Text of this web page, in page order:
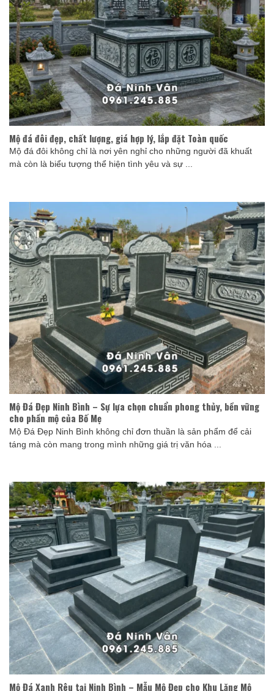
Mộ đá đôi đẹp, chất lượng, giá hợp lý, lắp đặt Toàn quốc
Mộ đá đôi không chỉ là nơi yên nghỉ cho những người đã khuất
mà còn là biểu tượng thể hiện tình yêu và sự ...
Mộ Đá Đẹp Ninh Bình – Sự lựa chọn chuẩn phong thủy, bền vững
cho phần mộ của Bố Mẹ
Mộ Đá Đẹp Ninh Bình không chỉ đơn thuần là sản phẩm để cải
táng mà còn mang trong mình những giá trị văn hóa ...
Mộ Đá Xanh Rêu tại Ninh Bình – Mẫu Mộ Đẹp cho Khu Lăng Mộ